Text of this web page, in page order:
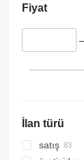
Fiyat
–
İlan türü
satış